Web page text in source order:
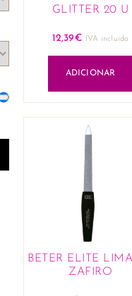
GLITTER 20 U
12,39€ IVA incluido
ADICIONAR
BETER ELITE
ZAFIRO